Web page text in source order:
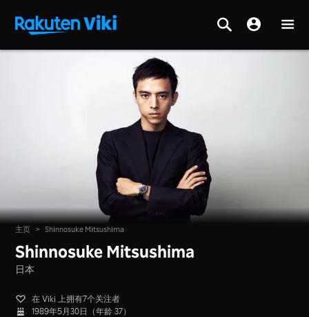
主页 > Shinnosuke Mitsushima
Shinnosuke Mitsushima
日本
在 Viki 上拥有7个关注者
1989年5月30日（年龄 37）